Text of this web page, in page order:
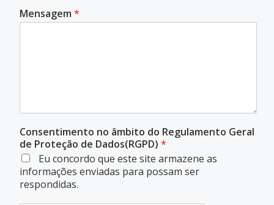
Mensagem *
Consentimento no âmbito do Regulamento Geral
de Proteção de Dados(RGPD) *
Eu concordo que este site armazene as
informações enviadas para possam ser
respondidas.